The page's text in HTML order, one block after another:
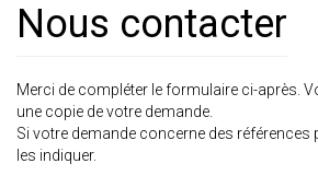
Nous contacter
Merci de compléter le formulaire ci-après.
une copie de votre demande.
Si votre demande concerne des références
les indiquer.